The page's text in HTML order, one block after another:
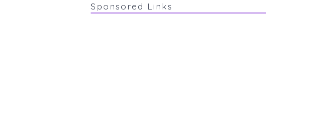
Sponsored Links